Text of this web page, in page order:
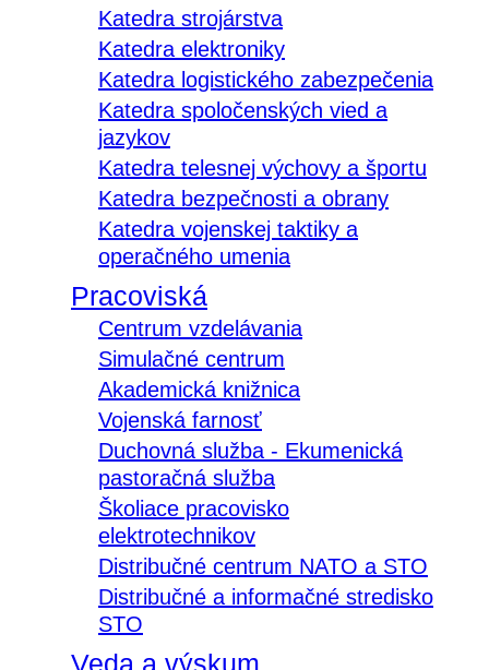
Katedra strojárstva
Katedra elektroniky
Katedra logistického zabezpečenia
Katedra spoločenských vied a
jazykov
Katedra telesnej výchovy a športu
Katedra bezpečnosti a obrany
Katedra vojenskej taktiky a
operačného umenia
Pracoviská
Centrum vzdelávania
Simulačné centrum
Akademická knižnica
Vojenská farnosť
Duchovná služba - Ekumenická
pastoračná služba
Školiace pracovisko
elektrotechnikov
Distribučné centrum NATO a STO
Distribučné a informačné stredisko
STO
Veda a výskum